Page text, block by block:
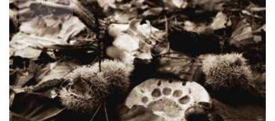
AVRIL
2025